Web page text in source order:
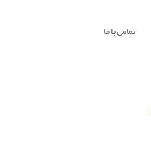
تماس با ما